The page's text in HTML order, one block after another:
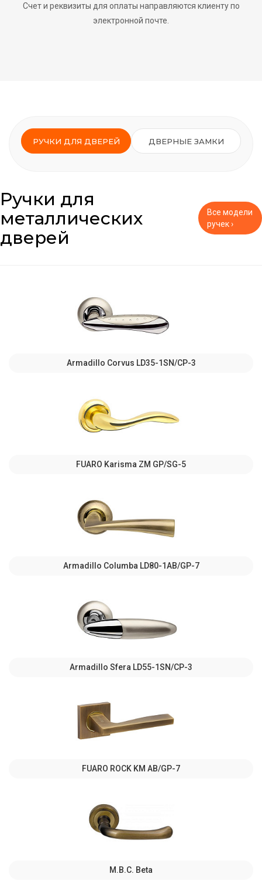
Счет и реквизиты для оплаты направляются клиенту по
электронной почте.
РУЧКИ ДЛЯ ДВЕРЕЙ ДВЕРНЫЕ ЗАМКИ
Ручки для
металлических
дверей
Все модели
ручек ›
Armadillo Corvus LD35-1SN/CP-3
FUARO Karisma ZM GP/SG-5
Armadillo Columba LD80-1AB/GP-7
Armadillo Sfera LD55-1SN/CP-3
FUARO ROCK KM AB/GP-7
M.B.C. Beta